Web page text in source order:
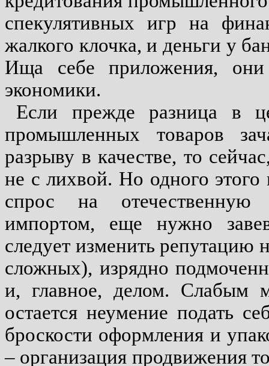
спекулятивных игр на
жалкого клочка, и деньги у
Ища себе приложения,
экономики.
Если прежде разница в
промышленных товаров
разрыву в качестве, то
не с лихвой. Но одного
спрос на отечественную
импортом, еще нужно
следует изменить репутацию
сложных), изрядно
и, главное, делом. Слабым
остается неумение подать
броскости оформления и
– организация продвижения